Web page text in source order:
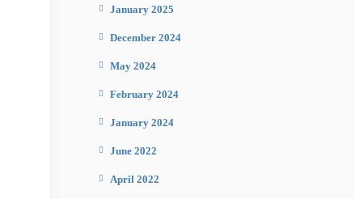
January 2025
December 2024
May 2024
February 2024
January 2024
June 2022
April 2022